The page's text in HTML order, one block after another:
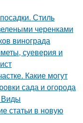
Стиль
черенками
винограда
суеверия и
Какие могут
сада и огорода
Виды
статьи в новую